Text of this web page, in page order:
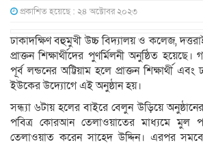
প্রকাশিত হয়েছে : ২৪ অক্টোবর ২০২৩
ঢাকাদক্ষিণ বহুমুখী উচ্চ বিদ্যালয় ও কলেজ,
প্রাক্তন শিক্ষার্থীদের পুণর্মিলনী অনুষ্ঠিত
পূর্ব লন্ডনের অট্টিয়াম হলে প্রাক্তন শিক্ষার্থী এবং
ইউকের উদ্যোগে এই অনুষ্ঠান হয়।
সন্ধ্যা ৬টায় হলের বাইরে বেলুন উড়িয়ে
পবিত্র কোরআন তেলাওয়াতের মাধ্যমে
তেলাওয়াত করেন সাহেদ উদ্দিন। এরপর